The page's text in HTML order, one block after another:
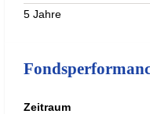
5 Jahre
Zeitraum